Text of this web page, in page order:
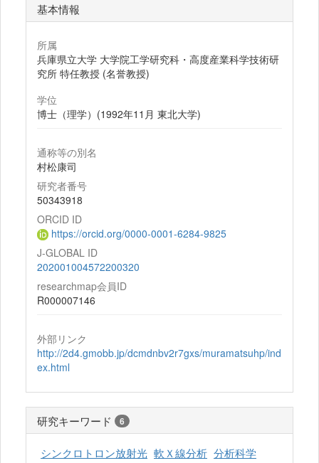
基本情報
所属
兵庫県立大学 大学院工学研究科・高度産業科学技術研
究所 特任教授 (名誉教授)
学位
博士（理学）(1992年11月 東北大学)
通称等の別名
村松康司
研究者番号
50343918
ORCID ID
https://orcid.org/0000-0001-6284-9825
J-GLOBAL ID
202001004572200320
researchmap会員ID
R000007146
外部リンク
http://2d4.gmobb.jp/dcmdnbv2r7gxs/muramatsuhp/ind
ex.html
研究キーワード 6
シンクロトロン放射光 軟Ｘ線分析 分析科学